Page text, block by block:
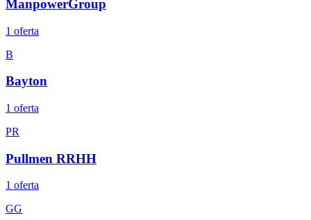
ManpowerGroup
1 oferta
B
Bayton
1 oferta
PR
Pullmen RRHH
1 oferta
GG